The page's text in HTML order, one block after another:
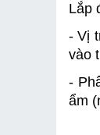
Lắp
- Vị
vào
-
ẩm